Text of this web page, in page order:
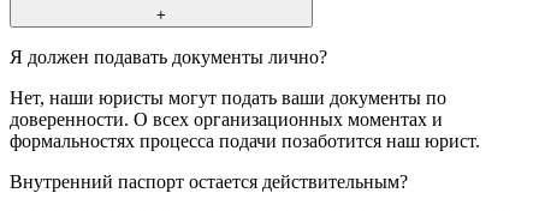
+
Я должен подавать документы лично?
Нет, наши юристы могут подать ваши документы по
доверенности. О всех организационных моментах и
формальностях процесса подачи позаботится наш юрист.
Внутренний паспорт остается действительным?